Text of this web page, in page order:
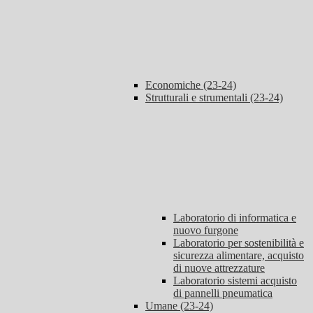
Economiche (23-24)
Strutturali e strumentali (23-24)
Laboratorio di informatica e
nuovo furgone
Laboratorio per sostenibilità e
sicurezza alimentare, acquisto
di nuove attrezzature
Laboratorio sistemi acquisto
di pannelli pneumatica
Umane (23-24)